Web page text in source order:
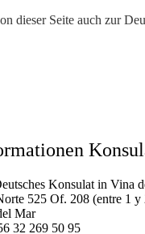
dieser Seite auch zur
Konsulat in Vina
525 Of. 208 (entre 1
Mar
32 269 50 95